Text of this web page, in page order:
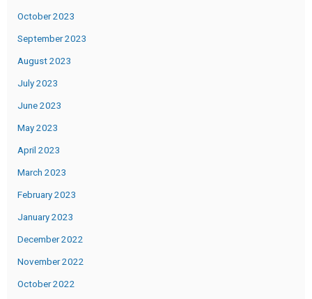
October 2023
September 2023
August 2023
July 2023
June 2023
May 2023
April 2023
March 2023
February 2023
January 2023
December 2022
November 2022
October 2022